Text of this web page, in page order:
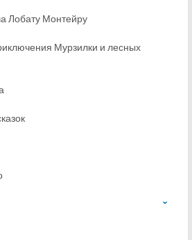
Лобату Монтейру
Мурзилки и лесных